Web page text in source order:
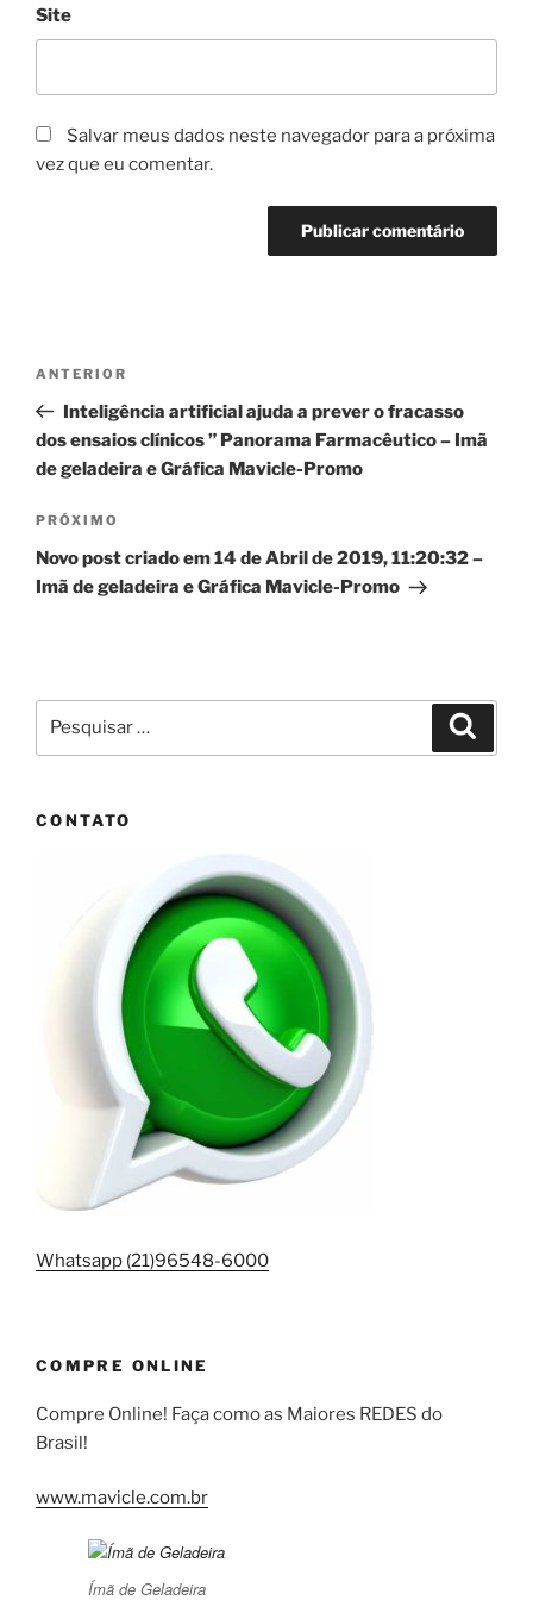
Site
Salvar meus dados neste navegador para a próxima
vez que eu comentar.
Post
Post
anterior
ANTERIOR
Inteligência artificial ajuda a prever o fracasso
dos ensaios clínicos ” Panorama Farmacêutico – Imã
de geladeira e Gráfica Mavicle-Promo
Próximo
post
PRÓXIMO
Novo post criado em 14 de Abril de 2019, 11:20:32 –
Imã de geladeira e Gráfica Mavicle-Promo
por:
CONTATO
Whatsapp (21)96548-6000
COMPRE ONLINE
Compre Online! Faça como as Maiores REDES do
Brasil!
www.mavicle.com.br
Ímã de Geladeira